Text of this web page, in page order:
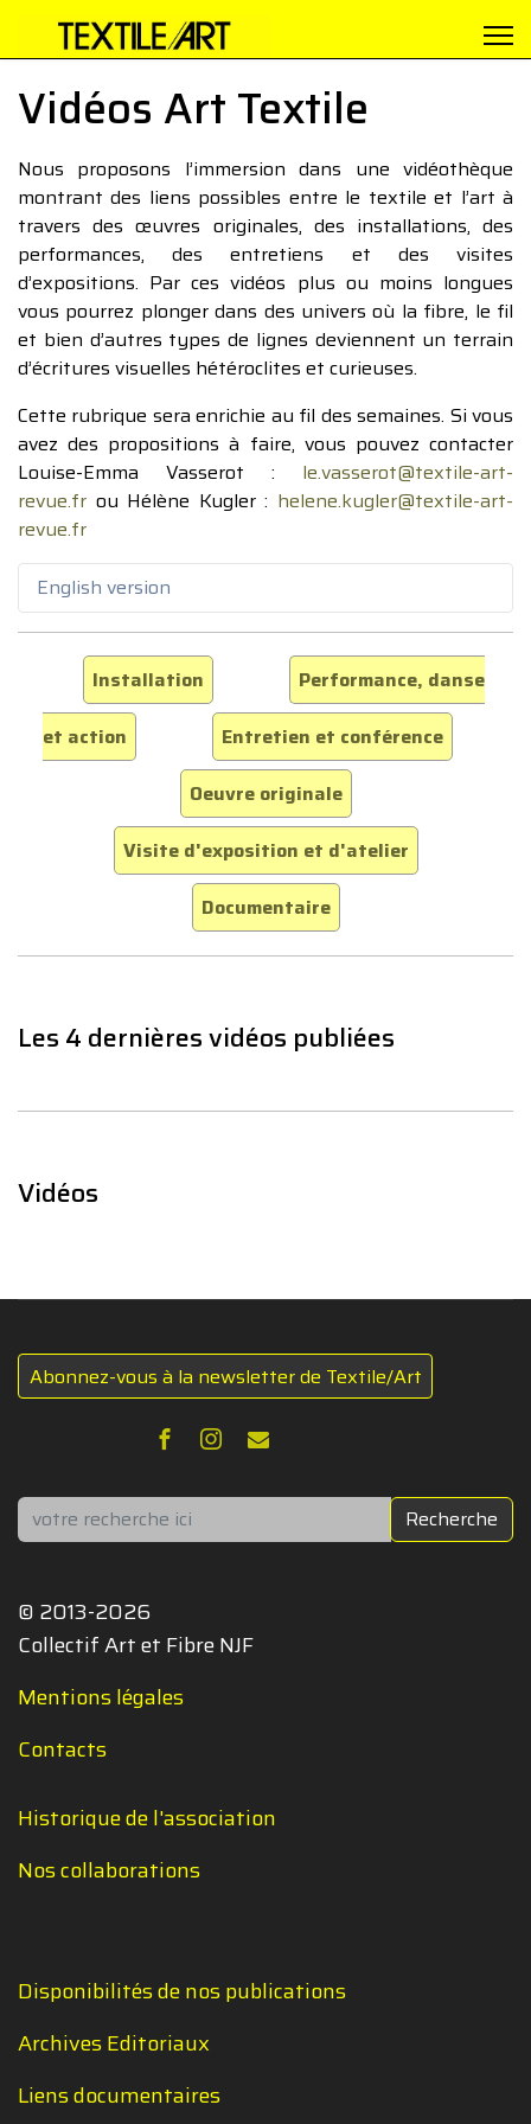
Vidéos Art Textile
Nous proposons l’immersion dans une vidéothèque
montrant des liens possibles entre le textile et l’art à
travers des œuvres originales, des installations, des
performances, des entretiens et des visites
d’expositions. Par ces vidéos plus ou moins longues
vous pourrez plonger dans des univers où la fibre, le fil
et bien d’autres types de lignes deviennent un terrain
d’écritures visuelles hétéroclites et curieuses.
Cette rubrique sera enrichie au fil des semaines. Si vous
avez des propositions à faire, vous pouvez contacter
Louise-Emma Vasserot : le.vasserot@textile-art-
revue.fr ou Hélène Kugler : helene.kugler@textile-art-
revue.fr
English version
Installation
Performance, danse
et action
Entretien et conférence
Oeuvre originale
Visite d'exposition et d'atelier
Documentaire
Les 4 dernières vidéos publiées
Vidéos
Abonnez-vous à la newsletter de Textile/Art
Rechercher Recherche
© 2013-2026
Collectif Art et Fibre NJF
Mentions légales
Contacts
Historique de l'association
Nos collaborations
Disponibilités de nos publications
Archives Editoriaux
Liens documentaires